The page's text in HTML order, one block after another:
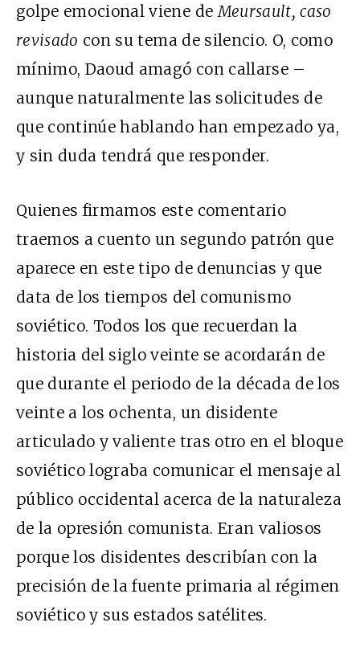
golpe emocional viene deMeursault, caso
revisado con su tema de silencio. O, como
mínimo, Daoud amagó con callarse –
aunque naturalmente las solicitudes de
que continúe hablando han empezado ya,
y sin duda tendrá que responder.
Quienes firmamos este comentario
traemos a cuento un segundo patrón que
aparece en este tipo de denuncias y que
data de los tiempos del comunismo
soviético. Todos los que recuerdan la
historia del siglo veinte se acordarán de
que durante el periodo de la década de los
veinte a los ochenta, un disidente
articulado y valiente tras otro en el bloque
soviético lograba comunicar el mensaje al
público occidental acerca de la naturaleza
de la opresión comunista. Eran valiosos
porque los disidentes describían con la
precisión de la fuente primaria al régimen
soviético y sus estados satélites.